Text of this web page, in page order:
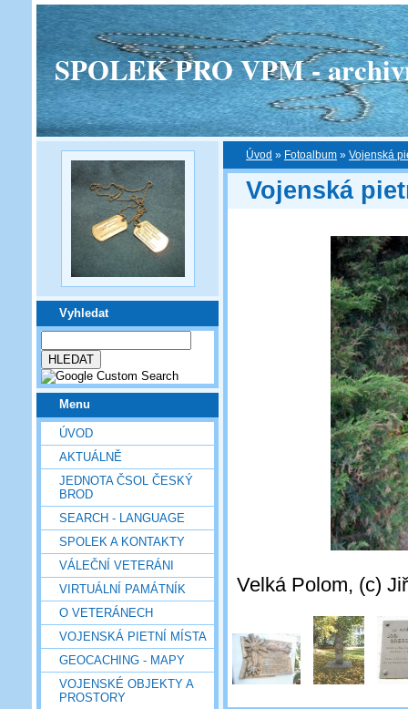
SPOLEK PRO VPM -
Vyhledat
Menu
ÚVOD
AKTUÁLNĚ
JEDNOTA ČSOL ČESKÝ
BROD
SEARCH - LANGUAGE
SPOLEK A KONTAKTY
VÁLEČNÍ VETERÁNI
VIRTUÁLNÍ PAMÁTNÍK
O VETERÁNECH
VOJENSKÁ PIETNÍ MÍSTA
GEOCACHING - MAPY
VOJENSKÉ OBJEKTY A
PROSTORY
Úvod » Fotoalbum » Vojenská
Vojenská
Velká Polom, (c)